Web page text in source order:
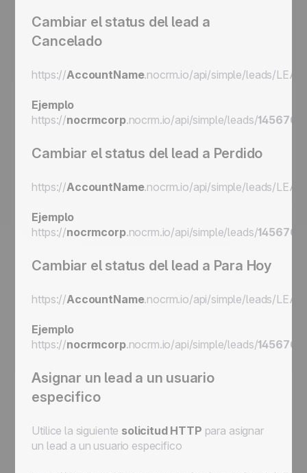
Cambiar el status del lead a
Cancelado
https://AccountName.nocrm.io/api/simple/leads/
Ejemplo
https://nocrmcorp.nocrm.io/api/simple/leads/145676
Cambiar el status del lead a Perdido
https://AccountName.nocrm.io/api/simple/leads/
Ejemplo
https://nocrmcorp.nocrm.io/api/simple/leads/145676
Cambiar el status del lead a Para Hoy
https://AccountName.nocrm.io/api/simple/leads/
Ejemplo
https://nocrmcorp.nocrm.io/api/simple/leads/145676
Asignar un lead a un usuario
especifico
Utilice la siguiente solicitud HTTP para asignar
un lead a un usuario especifico